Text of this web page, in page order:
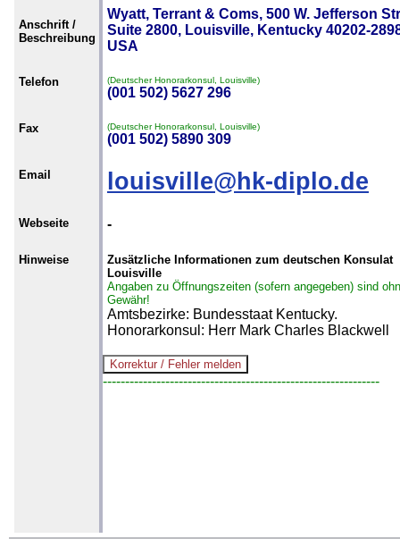
Anschrift /
Beschreibung
Wyatt, Terrant & Coms, 500 W. Jefferson
Suite 2800, Louisville, Kentucky 40202-
USA
Telefon (Deutscher Honorarkonsul, Louisville)
(001 502) 5627 296
Fax (Deutscher Honorarkonsul, Louisville)
(001 502) 5890 309
Email louisville@hk-diplo.de
Webseite -
Hinweise
Zusätzliche Informationen zum deutschen Konsulat
Louisville
Angaben zu Öffnungszeiten (sofern angegeben) sind
Gewähr!
Amtsbezirke: Bundesstaat Kentucky.
Honorarkonsul: Herr Mark Charles Blackwell
--------------------------------------------------------------